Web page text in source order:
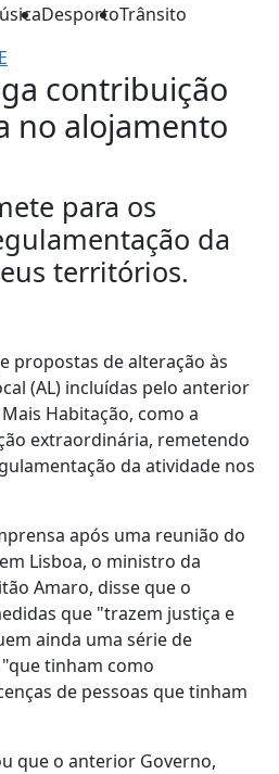
DesportoTrânsito
contribuição
no alojamento
para os
da
territórios.
propostas de alteração às
(AL) incluídas pelo anterior
Habitação, como a
extraordinária, remetendo
da atividade nos
após uma reunião do
Lisboa, o ministro da
Amaro, disse que o
que "trazem justiça e
ainda uma série de
tinham como
de pessoas que tinham
que o anterior Governo,